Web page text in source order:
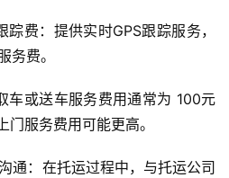
费：提供实时GPS跟踪服务，
务费。
车或送车服务费用通常为 100元
服务费用可能更高。
通：在托运过程中，与托运公司